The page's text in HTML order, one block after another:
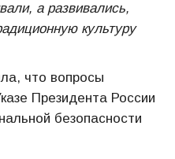
а развивались,
культуру
что вопросы
Президента России
безопасности